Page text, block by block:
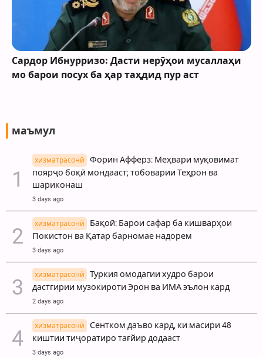
Сардор Ибнурризо: Дасти нерӯҳои мусаллаҳи
мо барои посух ба ҳар таҳдид пур аст
маъмул
хизматрасонй
Форин Афферз: Меҳвари муқовимат
поярҷо боқӣ мондааст; тобоварии Теҳрон ва
шариконаш
3 days ago
хизматрасонй
Бақоӣ: Барои сафар ба кишварҳои
Покистон ва Қатар барномае надорем
3 days ago
хизматрасонй
Туркия омодагии худро барои
дастгирии музокироти Эрон ва ИМА эълон кард
2 days ago
хизматрасонй
Сентком даъво кард, ки масири 48
киштии тиҷоратиро тағйир додааст
3 days ago